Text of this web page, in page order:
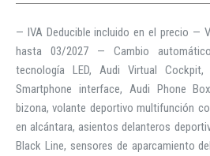
— IVA Deducible incluido en el precio —
hasta 03/2027 — Cambio
tecnología LED, Audi Virtual
Smartphone interface, Audi Phone
bizona, volante deportivo multifunción
en alcántara, asientos delanteros
Black Line, sensores de aparcamiento